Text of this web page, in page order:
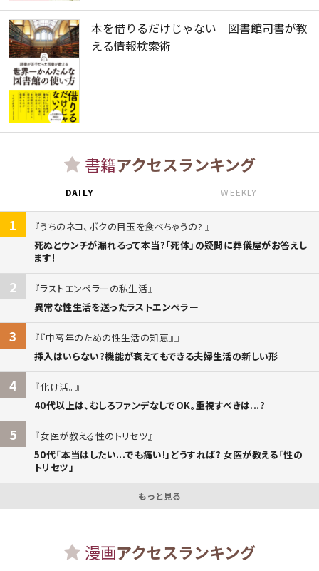
本を借りるだけじゃない 図書館司書が教
える情報検索術
書籍アクセスランキング
DAILY WEEKLY
1
うちのネコ、ボクの目玉を食べちゃうの?
死ぬとウンチが漏れるって本当?「死体」の疑問に葬儀屋がお答えし
ます!
2
ラストエンペラーの私生活
異常な性生活を送ったラストエンペラー
3
『中高年のための性生活の知恵』
挿入はいらない?機能が衰えてもできる夫婦生活の新しい形
4
化け活。
40代以上は、むしろファンデなしでOK。重視すべきは...?
5
女医が教える性のトリセツ
50代「本当はしたい...でも痛い!」どうすれば? 女医が教える「性の
トリセツ」
もっと見る
漫画アクセスランキング